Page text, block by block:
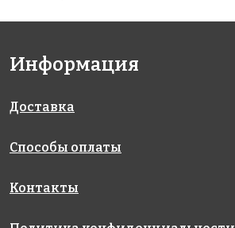
5593 руб./м²
313x495
4165 руб./м²
Информация
Доставка
Способы оплаты
Контакты